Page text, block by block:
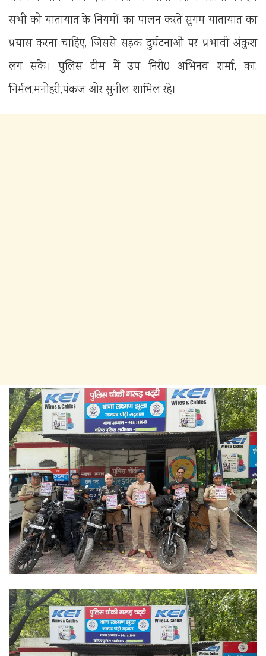
सभी को यातायात के नियमों का पालन करते सुगम यातायात का
प्रयास करना चाहिए, जिससे सड़क दुर्घटनाओं पर प्रभावी अंकुश
लग सके। पुलिस टीम में उप निरी0 अभिनव शर्मा, का.
निर्मल,मनोहरी,पंकज ओर सुनील शामिल रहे।